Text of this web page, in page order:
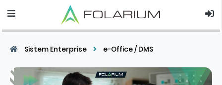
Sistem Enterprise e-Office / DMS